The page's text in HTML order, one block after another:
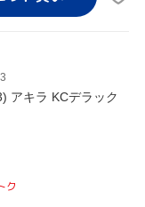
アキラ KCデラック
ク